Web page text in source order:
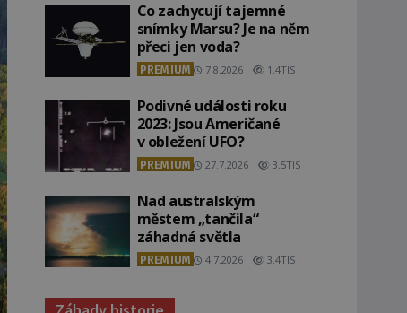
Co zachycují tajemné
snímky Marsu? Je na něm
přeci jen voda?
PREMIUM 7.8.2026 1.4TIS
Podivné události roku
2023: Jsou Američané
v obležení UFO?
PREMIUM 27.7.2026 3.5TIS
Nad australským
městem „tančila“
záhadná světla
PREMIUM 4.7.2026 3.4TIS